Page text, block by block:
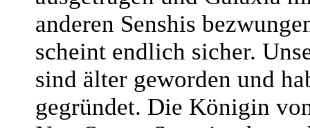
anderen Senshis
scheint endlich sicher.
sind älter geworden und
gegründet. Die Königin